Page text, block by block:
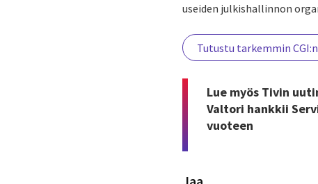
useiden julkishallinnon
Tutustu tarkemmin
Lue myös Tivin
Valtori hankkii
vuoteen